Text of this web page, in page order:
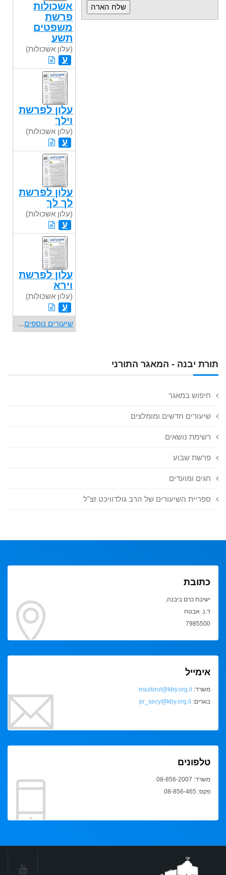
תורת יבנה - המאגר התורני
חיפוש במאגר
שיעורים חדשים ומומלצים
רשימת נושאים
פרשת שבוע
חגים ומועדים
ספריית השיעורים של הרב גולדוויכט זצ"ל
אשכולות
פרשת
משפטים
תשע
(עלון אשכולות)
ע
עלון לפרשת
וילך
(עלון אשכולות)
ע
עלון לפרשת
לך לך
(עלון אשכולות)
ע
עלון לפרשת
וירא
(עלון אשכולות)
ע
שיעורים נוספים...
כתובת
ישיבת כרם ביבנה,
ד.נ. אבטח
7985500
אימייל
משרד: mazkirut@kby.org.il
בוגרים: pr_secy@kby.org.il
טלפונים
משרד: 08-856-2007
פקס: 08-856-465